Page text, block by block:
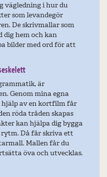
vägledning i hur du
som levandegör
De skrivmallar som
dig hem och kan
bilder med ord för att
är
Genom mina egna
hjälp av en kortfilm får
röda tråden skapas
kan hjälpa dig bygga
Då får skriva ett
Mallen får du
öva och utvecklas.